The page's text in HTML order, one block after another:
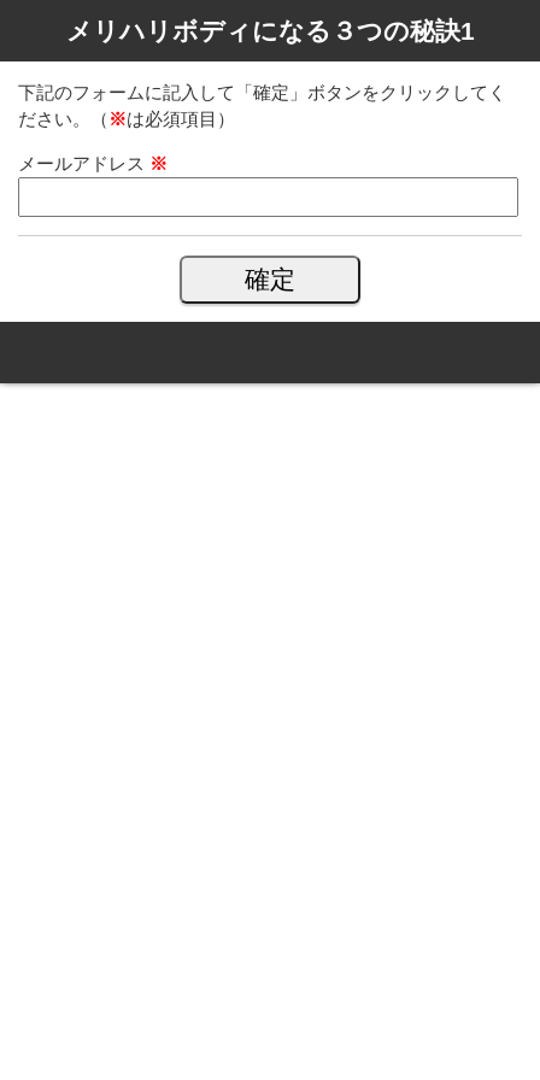
メリハリボディになる３つの秘訣1
下記のフォームに記入して「確定」ボタンをクリックしてく
ださい。（ ※は必須項目）
メールアドレス ※